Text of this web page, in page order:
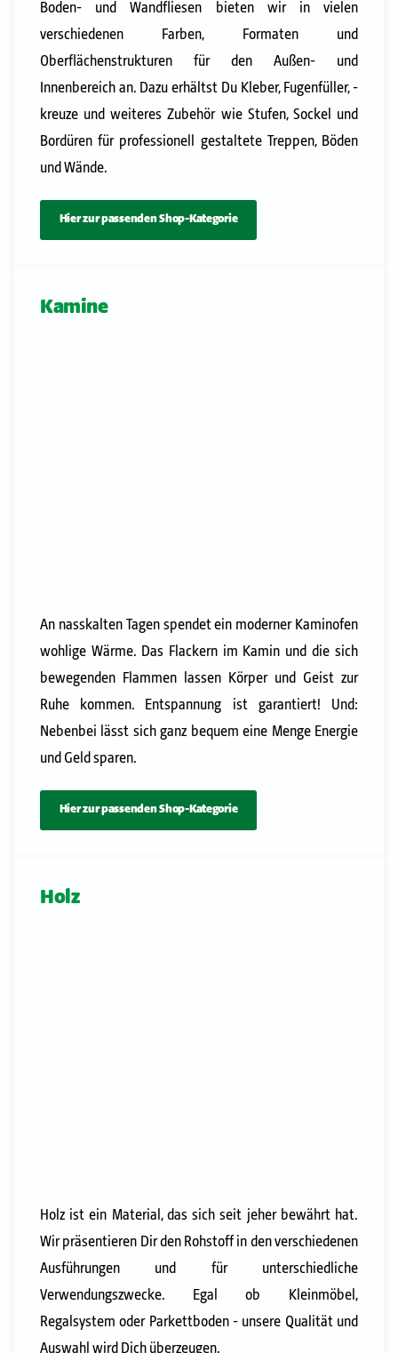
Boden- und Wandfliesen bieten wir in vielen
verschiedenen Farben, Formaten und
Oberflächenstrukturen für den Außen- und
Innenbereich an. Dazu erhältst Du Kleber, Fugenfüller, -
kreuze und weiteres Zubehör wie Stufen, Sockel und
Bordüren für professionell gestaltete Treppen, Böden
und Wände.
Hier zur passenden Shop-Kategorie
Kamine
An nasskalten Tagen spendet ein moderner Kaminofen
wohlige Wärme. Das Flackern im Kamin und die sich
bewegenden Flammen lassen Körper und Geist zur
Ruhe kommen. Entspannung ist garantiert! Und:
Nebenbei lässt sich ganz bequem eine Menge Energie
und Geld sparen.
Hier zur passenden Shop-Kategorie
Holz
Holz ist ein Material, das sich seit jeher bewährt hat.
Wir präsentieren Dir den Rohstoff in den verschiedenen
Ausführungen und für unterschiedliche
Verwendungszwecke. Egal ob Kleinmöbel,
Regalsystem oder Parkettboden - unsere Qualität und
Auswahl wird Dich überzeugen.